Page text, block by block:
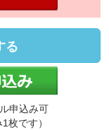
る
申込み可
枚です）